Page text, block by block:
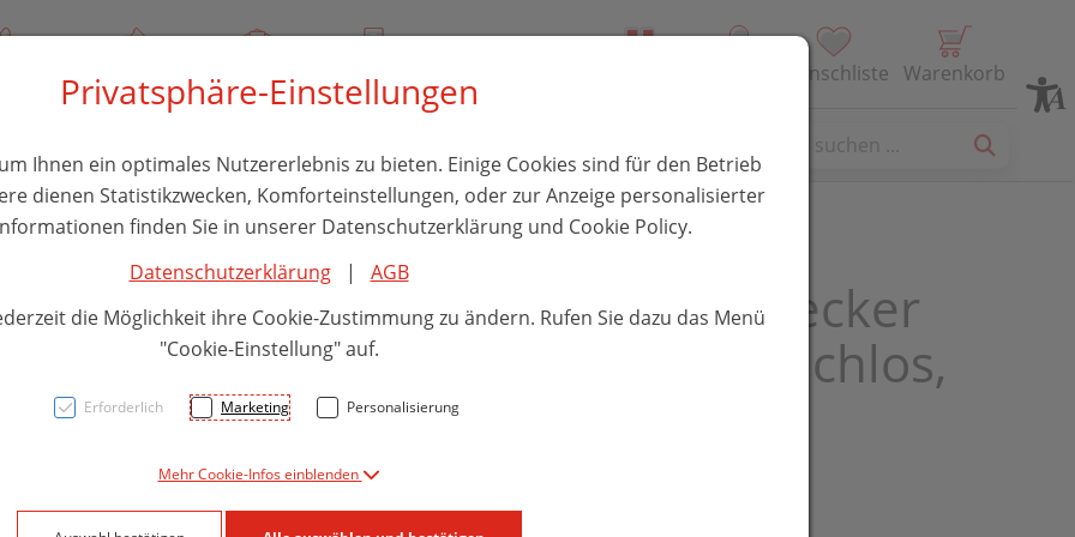
Über uns Rezept-Anfrage Service Wunschliste Warenkorb
Pistal® Gelsenstecker
Nachfüllung geruchlos,
30 ml
Privatsphäre-Einstellungen
Ihnen ein optimales Nutzererlebnis zu bieten. Einige Cookies sind für den Betrieb
dienen Statistikzwecken, Komforteinstellungen, oder zur Anzeige personalisierter
finden Sie in unserer Datenschutzerklärung und Cookie Policy.
Datenschutzerklärung| AGB
die Möglichkeit ihre Cookie-Zustimmung zu ändern. Rufen Sie dazu das Menü
"Cookie-Einstellung" auf.
Erforderlich Marketing Personalisierung
Mehr Cookie-Infos einblenden